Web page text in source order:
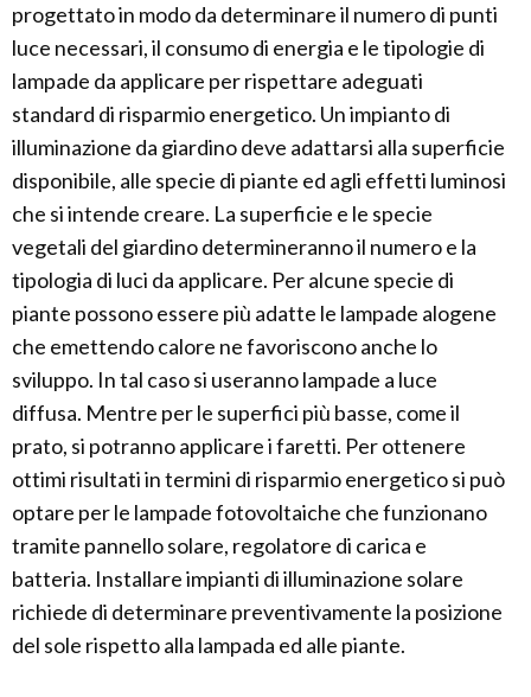
progettato in modo da determinare il numero di punti
luce necessari, il consumo di energia e le tipologie di
lampade da applicare per rispettare adeguati
standard di risparmio energetico. Un impianto di
illuminazione da giardino deve adattarsi alla superficie
disponibile, alle specie di piante ed agli effetti luminosi
che si intende creare. La superficie e le specie
vegetali del giardino determineranno il numero e la
tipologia di luci da applicare. Per alcune specie di
piante possono essere più adatte le lampade alogene
che emettendo calore ne favoriscono anche lo
sviluppo. In tal caso si useranno lampade a luce
diffusa. Mentre per le superfici più basse, come il
prato, si potranno applicare i faretti. Per ottenere
ottimi risultati in termini di risparmio energetico si può
optare per le lampade fotovoltaiche che funzionano
tramite pannello solare, regolatore di carica e
batteria. Installare impianti di illuminazione solare
richiede di determinare preventivamente la posizione
del sole rispetto alla lampada ed alle piante.